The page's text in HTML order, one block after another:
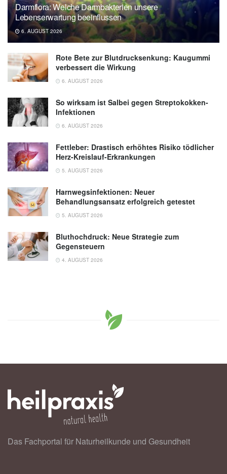
Darmflora: Welche Darmbakterien unsere
Lebenserwartung beeinflussen
6. AUGUST 2026
Rote Bete zur Blutdrucksenkung: Kaugummi
verbessert die Wirkung
6. AUGUST 2026
So wirksam ist Salbei gegen Streptokokken-
Infektionen
6. AUGUST 2026
Fettleber: Drastisch erhöhtes Risiko tödlicher
Herz-Kreislauf-Erkrankungen
5. AUGUST 2026
Harnwegsinfektionen: Neuer
Behandlungsansatz erfolgreich getestet
5. AUGUST 2026
Bluthochdruck: Neue Strategie zum
Gegensteuern
4. AUGUST 2026
Das Fachportal für Naturheilkunde und Gesundheit